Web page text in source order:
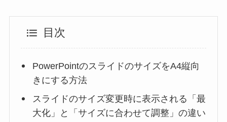
目次
PowerPointのスライドのサイズをA4縦向
きにする方法
スライドのサイズ変更時に表示される「最
大化」と「サイズに合わせて調整」の違い